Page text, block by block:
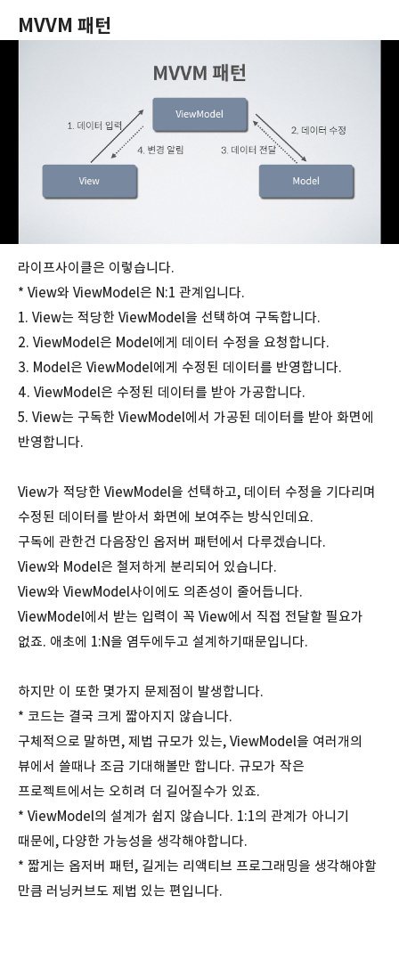
MVVM 패턴
라이프사이클은 이렇습니다.
* View와 ViewModel은 N:1 관계입니다.
1. View는 적당한 ViewModel을 선택하여 구독합니다.
2. ViewModel은 Model에게 데이터 수정을 요청합니다.
3. Model은 ViewModel에게 수정된 데이터를 반영합니다.
4. ViewModel은 수정된 데이터를 받아 가공합니다.
5. View는 구독한 ViewModel에서 가공된 데이터를 받아 화면에
반영합니다.
View가 적당한 ViewModel을 선택하고, 데이터 수정을 기다리며
수정된 데이터를 받아서 화면에 보여주는 방식인데요.
구독에 관한건 다음장인 옵저버 패턴에서 다루겠습니다.
View와 Model은 철저하게 분리되어 있습니다.
View와 ViewModel사이에도 의존성이 줄어듭니다.
ViewModel에서 받는 입력이 꼭 View에서 직접 전달할 필요가
없죠. 애초에 1:N을 염두에두고 설계하기때문입니다.
하지만 이 또한 몇가지 문제점이 발생합니다.
* 코드는 결국 크게 짧아지지 않습니다.
구체적으로 말하면, 제법 규모가 있는, ViewModel을 여러개의
뷰에서 쓸때나 조금 기대해볼만 합니다. 규모가 작은
프로젝트에서는 오히려 더 길어질수가 있죠.
* ViewModel의 설계가 쉽지 않습니다. 1:1의 관계가 아니기
때문에, 다양한 가능성을 생각해야합니다.
* 짧게는 옵저버 패턴, 길게는 리액티브 프로그래밍을 생각해야할
만큼 러닝커브도 제법 있는 편입니다.